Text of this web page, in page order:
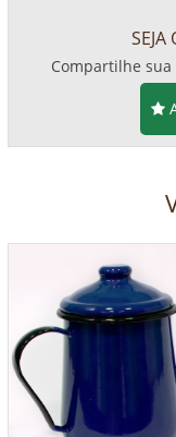
SEJA
Compartilhe